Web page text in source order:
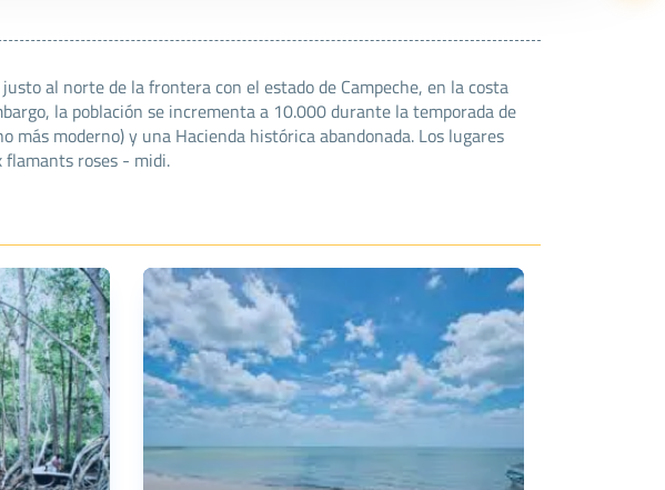
al norte de la frontera con el estado de Campeche, en la costa
la población se incrementa a 10.000 durante la temporada de
más moderno) y una Hacienda histórica abandonada. Los lugares
flamants roses - midi.